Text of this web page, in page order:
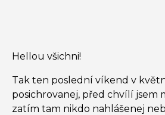
Hellou všichni!
Tak ten poslední víkend v
posichrovanej, před chvílí jsem
zatím tam nikdo nahlášenej